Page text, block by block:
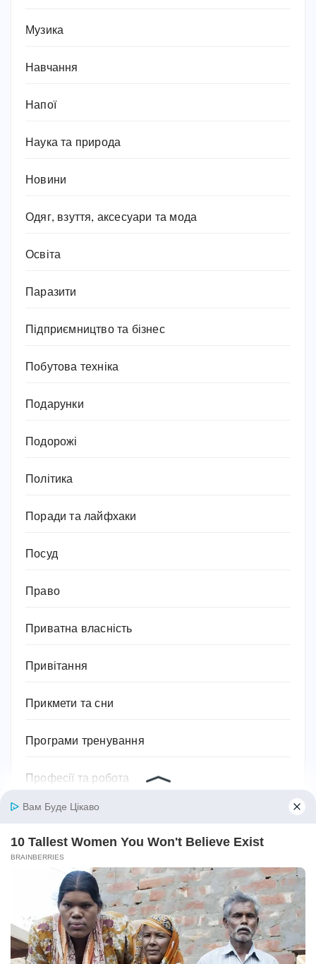
Музика
Навчання
Напої
Наука та природа
Новини
Одяг, взуття, аксесуари та мода
Освіта
Паразити
Підприємництво та бізнес
Побутова техніка
Подарунки
Подорожі
Політика
Поради та лайфхаки
Посуд
Право
Приватна власність
Привітання
Прикмети та сни
Програми тренування
Професії та робота
Психологія
Релігія
Розваги
Садівництво та рослини